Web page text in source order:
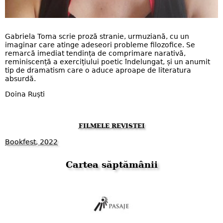
Gabriela Toma scrie proză stranie, urmuziană, cu un
imaginar care atinge adeseori probleme filozofice. Se
remarcă imediat tendința de comprimare narativă,
reminiscență a exercițiului poetic îndelungat, și un anumit
tip de dramatism care o aduce aproape de literatura
absurdă.
Doina Ruști
FILMELE REVISTEI
Bookfest, 2022
Cartea săptămânii